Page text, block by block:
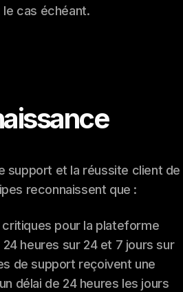
cas échéant.
support et la réussite client de
reconnaissent que :
pour la plateforme
heures sur 24 et 7 jours sur
de support reçoivent une
délai de 24 heures les jours